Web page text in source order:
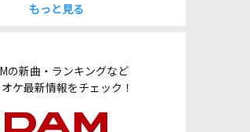
もっと見る
の新曲・ランキングなど
ケ最新情報をチェック！